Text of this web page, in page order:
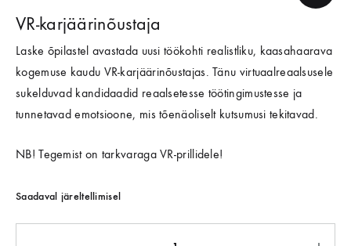
VR-karjäärinõustaja
Laske õpilastel avastada uusi töökohti realistliku, kaasahaarava
kogemuse kaudu VR-karjäärinõustajas. Tänu virtuaalreaalsusele
sukelduvad kandidaadid reaalsetesse töötingimustesse ja
tunnetavad emotsioone, mis tõenäoliselt kutsumusi tekitavad.
NB! Tegemist on tarkvaraga VR-prillidele!
Saadaval järeltellimisel